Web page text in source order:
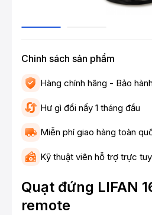
Chinh sách sản phẩm
Hàng chính hãng - Bảo
Hư gì đổi nấy 1 tháng đầu
Miễn phí giao hàng toàn
Kỹ thuật viên hỗ trợ trực
Quạt đứng LIFAN
remote